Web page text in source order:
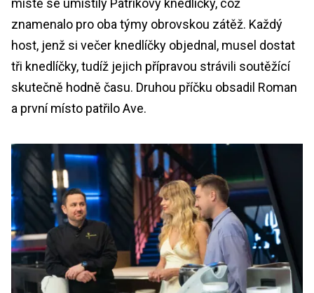
místě se umístily Patrikovy knedlíčky, což
znamenalo pro oba týmy obrovskou zátěž. Každý
host, jenž si večer knedlíčky objednal, musel dostat
tři knedlíčky, tudíž jejich přípravou strávili soutěžící
skutečně hodně času. Druhou příčku obsadil Roman
a první místo patřilo Ave.